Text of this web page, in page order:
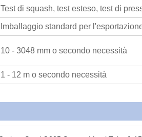
Test di squash, test esteso, test di
Imballaggio standard per
10 - 3048 mm o secondo necessità
1 - 12 m o secondo necessità